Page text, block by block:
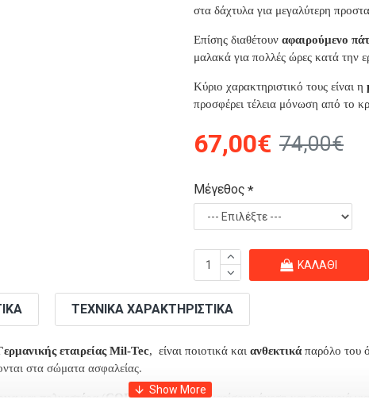
στα δάχτυλα για μεγαλύτερη
Επίσης διαθέτουν αφαιρούμενο
μαλακά για πολλές ώρες κατά την
Κύριο χαρακτηριστικό τους είναι η
προσφέρει τέλεια μόνωση από το
67,00€ 74,00€
Μέγεθος
ΚΑΛΆΘΙ
ΤΕΧΝΙΚΆ ΧΑΡΑΚΤΗΡΙΣΤΙΚΆ
εταιρείας Mil-Tec, είναι ποιοτικά και ανθεκτικά παρόλο του
στα σώματα ασφαλείας.
πολυεστέρα CORDURA) θα σας χαρίσουν άνεση και σιγουριά